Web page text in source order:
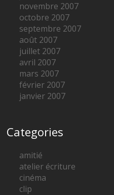
novembre 2007
octobre 2007
septembre 2007
août 2007
juillet 2007
avril 2007
mars 2007
février 2007
janvier 2007
Categories
amitié
atelier écriture
cinéma
clip